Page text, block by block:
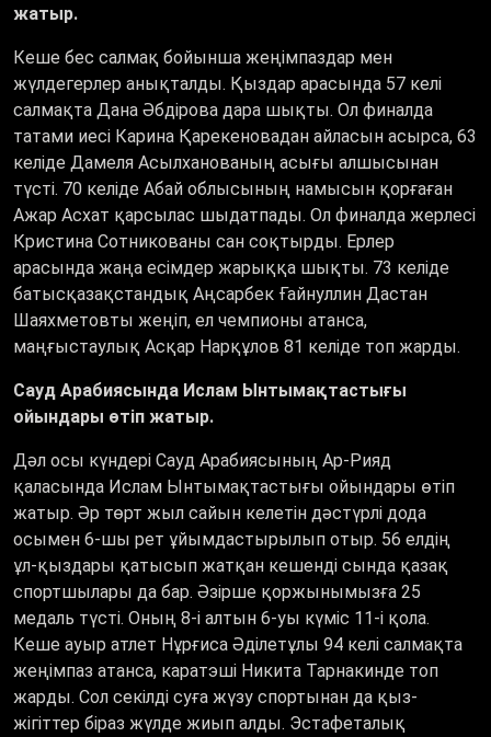
жатыр.
Кеше бес салмақ бойынша жеңімпаздар мен
жүлдегерлер анықталды. Қыздар арасында 57 келі
салмақта Дана Әбдірова дара шықты. Ол финалда
татами иесі Карина Қарекеновадан айласын асырса, 63
келіде Дамеля Асылханованың асығы алшысынан
түсті. 70 келіде Абай облысының намысын қорғаған
Ажар Асхат қарсылас шыдатпады. Ол финалда жерлесі
Кристина Сотникованы сан соқтырды. Ерлер
арасында жаңа есімдер жарыққа шықты. 73 келіде
батысқазақстандық Аңсарбек Ғайнуллин Дастан
Шаяхметовты жеңіп, ел чемпионы атанса,
маңғыстаулық Асқар Нарқұлов 81 келіде топ жарды.
Сауд Арабиясында Ислам Ынтымақтастығы
ойындары өтіп жатыр.
Дәл осы күндері Сауд Арабиясының Ар-Рияд
қаласында Ислам Ынтымақтастығы ойындары өтіп
жатыр. Әр төрт жыл сайын келетін дәстүрлі дода
осымен 6-шы рет ұйымдастырылып отыр. 56 елдің
ұл-қыздары қатысып жатқан кешенді сында қазақ
спортшылары да бар. Әзірше қоржынымызға 25
медаль түсті. Оның 8-і алтын 6-уы күміс 11-і қола.
Кеше ауыр атлет Нұрғиса Әділетұлы 94 келі салмақта
жеңімпаз атанса, каратэші Никита Тарнакинде топ
жарды. Сол секілді суға жүзу спортынан да қыз-
жігіттер біраз жүлде жиып алды. Эстафеталық